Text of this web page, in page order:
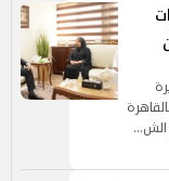
الش…